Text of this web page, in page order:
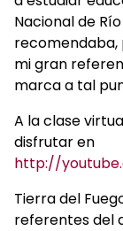
Nacional de
recomendaba,
mi gran
marca a tal
A la clase
disfrutar en
http://
Tierra del
referentes del